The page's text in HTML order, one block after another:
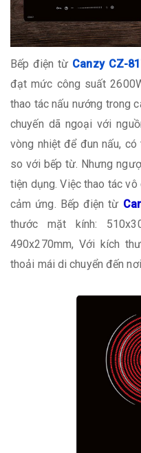
Bếp điện từ Canzy CZ-
đạt mức công suất
thao tác nấu nướng trong
chuyến dã ngoại với
vòng nhiệt để đun nấu,
so với bếp từ. Nhưng
tiện dụng. Việc thao tác
cảm ứng. Bếp điện từ
thước mặt kính:
490x270mm, Với kích
thoải mái di chuyển đến